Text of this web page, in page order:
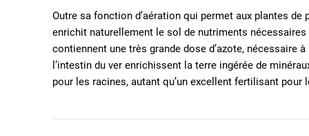
Outre sa fonction d’aération qui permet aux plantes
enrichit naturellement le sol de nutriments
contiennent une très grande dose d’azote, nécessaire
l’intestin du ver enrichissent la terre ingérée de
pour les racines, autant qu’un excellent fertilisant pour